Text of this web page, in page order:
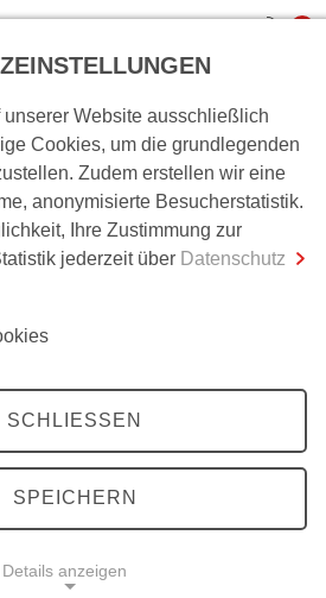
0,00 €
Warenkorb Zur Kasse
Website ausschließlich
Cookies, um die grundlegenden
Zudem erstellen wir eine
anonymisierte Besucherstatistik.
Ihre Zustimmung zur
jederzeit über Datenschutz
SCHLIESSEN
SPEICHERN
Details anzeigen